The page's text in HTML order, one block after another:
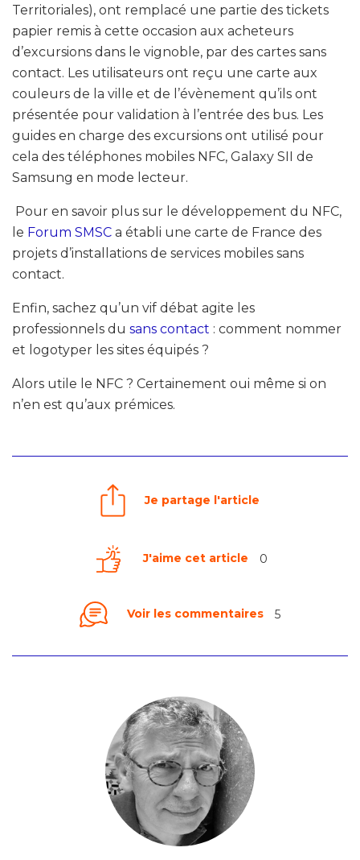
Territoriales), ont remplacé une partie des tickets
papier remis à cette occasion aux acheteurs
d’excursions dans le vignoble, par des cartes sans
contact. Les utilisateurs ont reçu une carte aux
couleurs de la ville et de l’évènement qu’ils ont
présentée pour validation à l’entrée des bus. Les
guides en charge des excursions ont utilisé pour
cela des téléphones mobiles NFC, Galaxy SII de
Samsung en mode lecteur.
Pour en savoir plus sur le développement du NFC,
le Forum SMSC a établi une carte de France des
projets d’installations de services mobiles sans
contact.
Enfin, sachez qu’un vif débat agite les
professionnels du sans contact : comment nommer
et logotyper les sites équipés ?
Alors utile le NFC ? Certainement oui même si on
n’en est qu’aux prémices.
Je partage l'article
J'aime cet article 0
Voir les commentaires 5